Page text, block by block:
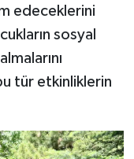
edeceklerini
sosyal
tür etkinliklerin